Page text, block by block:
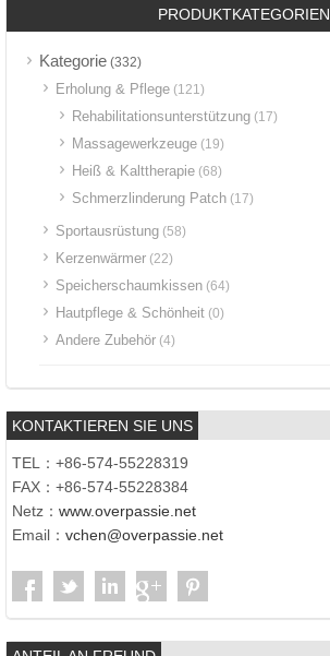
PRODUKTKATEGORIEN
Kategorie (332)
Erholung & Pflege (121)
Rehabilitationsunterstützung (17)
Massagewerkzeuge (19)
Heiß & Kalttherapie (68)
Schmerzlinderung Patch (17)
Sportausrüstung (58)
Kerzenwärmer (22)
Speicherschaumkissen (64)
Hautpflege & Schönheit (0)
Andere Zubehör (4)
KONTAKTIEREN SIE UNS
TEL：+86-574-55228319
FAX：+86-574-55228384
Netz： www.overpassie.net
Email： vchen@overpassie.net